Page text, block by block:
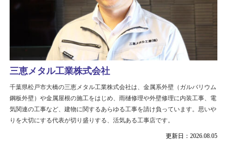
更新日：2026.08.05
三恵メタル工業株式会社
千葉県松戸市大橋の三恵メタル工業株式会社は、金属系外壁（ガルバリウム
鋼板外壁）や金属屋根の施工をはじめ、雨樋修理や外壁修理に内装工事、電
気関連の工事など、建物に関するあらゆる工事を請け負っています。思いや
りを大切にする代表が切り盛りする、活気ある工事店です。